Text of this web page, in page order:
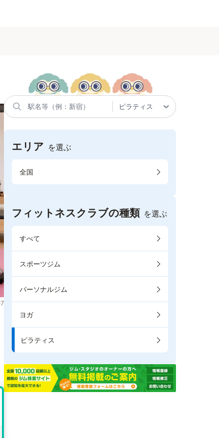
エリア を選ぶ
全国
フィットネスクラブの種類 を選ぶ
すべて
スポーツジム
パーソナルジム
ヨガ
ピラティス